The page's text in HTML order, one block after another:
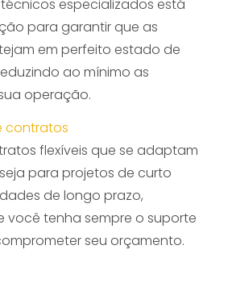
especializados está
para garantir que as
em perfeito estado de
ao mínimo as
operação.
contratos
flexíveis que se adaptam
para projetos de curto
de longo prazo,
você tenha sempre o suporte
seu orçamento.